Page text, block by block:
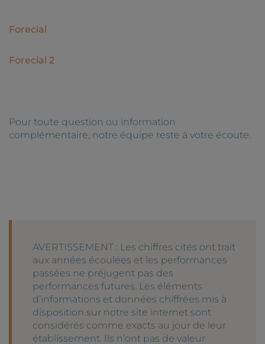
Forecial
Forecial 2
Pour toute question ou information
complémentaire, notre équipe reste à votre écoute.
AVERTISSEMENT : Les chiffres cités ont trait
aux années écoulées et les performances
passées ne préjugent pas des
performances futures. Les éléments
d’informations et données chiffrées mis à
disposition sur notre site internet sont
considérés comme exacts au jour de leur
établissement. Ils n’ont pas de valeur